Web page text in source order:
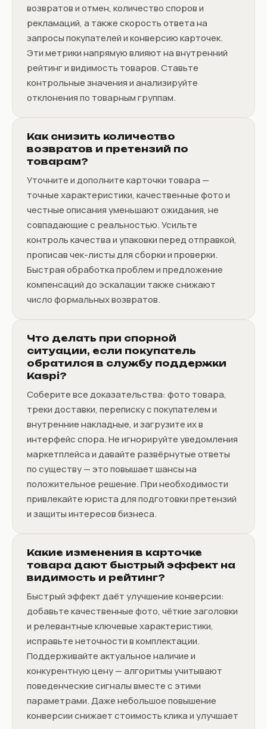
возвратов и отмен, количество споров и
рекламаций, а также скорость ответа на
запросы покупателей и конверсию карточек.
Эти метрики напрямую влияют на внутренний
рейтинг и видимость товаров. Ставьте
контрольные значения и анализируйте
отклонения по товарным группам.
Как снизить количество
возвратов и претензий по
товарам?
Уточните и дополните карточки товара —
точные характеристики, качественные фото и
честные описания уменьшают ожидания, не
совпадающие с реальностью. Усильте
контроль качества и упаковки перед отправкой,
прописав чек-листы для сборки и проверки.
Быстрая обработка проблем и предложение
компенсаций до эскалации также снижают
число формальных возвратов.
Что делать при спорной
ситуации, если покупатель
обратился в службу поддержки
Kaspi?
Соберите все доказательства: фото товара,
треки доставки, переписку с покупателем и
внутренние накладные, и загрузите их в
интерфейс спора. Не игнорируйте уведомления
маркетплейса и давайте развёрнутые ответы
по существу — это повышает шансы на
положительное решение. При необходимости
привлекайте юриста для подготовки претензий
и защиты интересов бизнеса.
Какие изменения в карточке
товара дают быстрый эффект на
видимость и рейтинг?
Быстрый эффект даёт улучшение конверсии:
добавьте качественные фото, чёткие заголовки
и релевантные ключевые характеристики,
исправьте неточности в комплектации.
Поддерживайте актуальное наличие и
конкурентную цену — алгоритмы учитывают
поведенческие сигналы вместе с этими
параметрами. Даже небольшое повышение
конверсии снижает стоимость клика и улучшает